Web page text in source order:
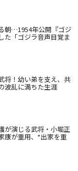
朝…1954年公開『ゴジ
た「ゴジラ音声目覚ま
将！幼い弟を支え、共
波乱に満ちた生涯
が演じる武将・小堀正
康が重用、“出家を重